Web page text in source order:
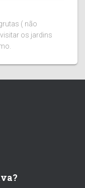
( não
os jardins